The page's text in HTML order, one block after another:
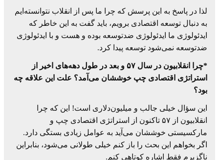
لذا در پاسخ به این پرسش که چرا ما پس از انقلاب نتوانسته‌ایم
به دنبال توسعه اقتصادی برویم، باید گفت به این خاطر که
ایدئولوژی ما ایدئولوژی ضدتوسعه بوده و هست و با ایدئولوژی
ضدتوسعه نمی‌شود توسعه پیدا کرد.
*چرا انقلابیون در سال ۵۷ و بعد در طول دهه‌های اخیر از
استراتژی اقتصادی چپ خوششان می‌آمد؟ علت این علاقه چه
بود؟
این سؤال خیلی جالب و میلیون‌دلاری است! این که چرا
انقلابیون از ۵۷ تاکنون از استراتژی اقتصادی چپ و
مارکسیستی خوششان می‌آید به عوامل زیادی بستگی دارد.
اگر بخواهم این بحث را باز کنم خیلی طولانی می‌شود، بنابراین
ناگزیرم فقط اشاره کوتاهی کنم.